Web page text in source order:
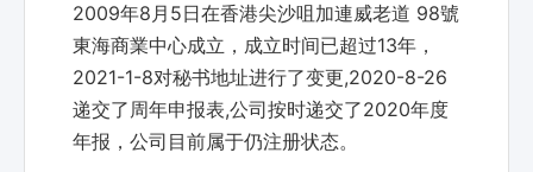
2009年8月5日在香港尖沙咀加連威老道 98號
東海商業中心成立，成立时间已超过13年，
2021-1-8对秘书地址进行了变更,2020-8-26
递交了周年申报表,公司按时递交了2020年度
年报，公司目前属于仍注册状态。